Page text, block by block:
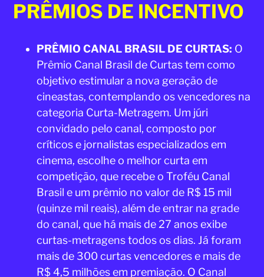
PRÊMIOS DE INCENTIVO
PRÊMIO CANAL BRASIL DE CURTAS: O
Prêmio Canal Brasil de Curtas tem como
objetivo estimular a nova geração de
cineastas, contemplando os vencedores na
categoria Curta-Metragem. Um júri
convidado pelo canal, composto por
críticos e jornalistas especializados em
cinema, escolhe o melhor curta em
competição, que recebe o Troféu Canal
Brasil e um prêmio no valor de R$ 15 mil
(quinze mil reais), além de entrar na grade
do canal, que há mais de 27 anos exibe
curtas-metragens todos os dias. Já foram
mais de 300 curtas vencedores e mais de
R$ 4,5 milhões em premiação. O Canal